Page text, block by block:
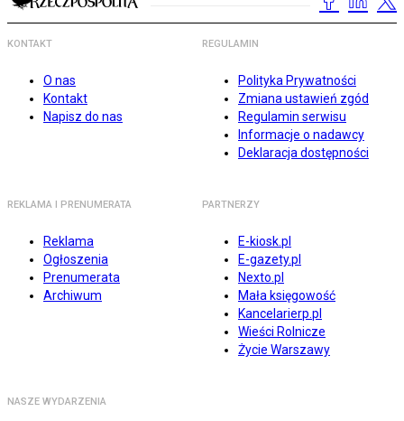
KONTAKT
O nas
Kontakt
Napisz do nas
REGULAMIN
Polityka Prywatności
Zmiana ustawień zgód
Regulamin serwisu
Informacje o nadawcy
Deklaracja dostępności
REKLAMA I PRENUMERATA
Reklama
Ogłoszenia
Prenumerata
Archiwum
PARTNERZY
E-kiosk.pl
E-gazety.pl
Nexto.pl
Mała księgowość
Kancelarierp.pl
Wieści Rolnicze
Życie Warszawy
NASZE WYDARZENIA